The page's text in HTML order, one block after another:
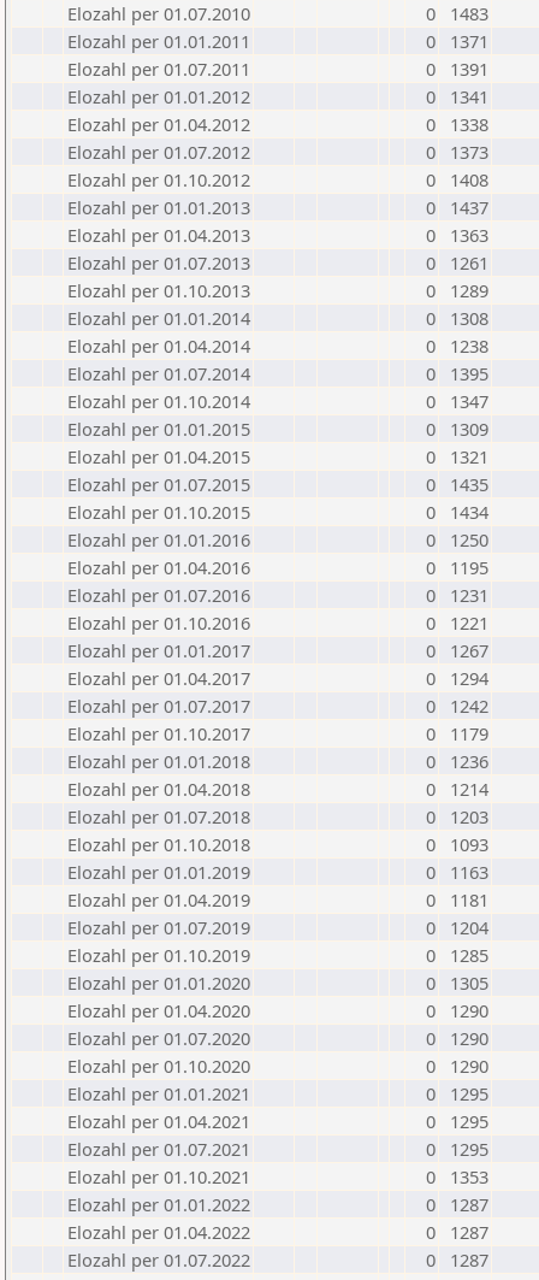
Elozahl per 01.07.2010
0
1483
Elozahl per 01.01.2011
0
1371
Elozahl per 01.07.2011
0
1391
Elozahl per 01.01.2012
0
1341
Elozahl per 01.04.2012
0
1338
Elozahl per 01.07.2012
0
1373
Elozahl per 01.10.2012
0
1408
Elozahl per 01.01.2013
0
1437
Elozahl per 01.04.2013
0
1363
Elozahl per 01.07.2013
0
1261
Elozahl per 01.10.2013
0
1289
Elozahl per 01.01.2014
0
1308
Elozahl per 01.04.2014
0
1238
Elozahl per 01.07.2014
0
1395
Elozahl per 01.10.2014
0
1347
Elozahl per 01.01.2015
0
1309
Elozahl per 01.04.2015
0
1321
Elozahl per 01.07.2015
0
1435
Elozahl per 01.10.2015
0
1434
Elozahl per 01.01.2016
0
1250
Elozahl per 01.04.2016
0
1195
Elozahl per 01.07.2016
0
1231
Elozahl per 01.10.2016
0
1221
Elozahl per 01.01.2017
0
1267
Elozahl per 01.04.2017
0
1294
Elozahl per 01.07.2017
0
1242
Elozahl per 01.10.2017
0
1179
Elozahl per 01.01.2018
0
1236
Elozahl per 01.04.2018
0
1214
Elozahl per 01.07.2018
0
1203
Elozahl per 01.10.2018
0
1093
Elozahl per 01.01.2019
0
1163
Elozahl per 01.04.2019
0
1181
Elozahl per 01.07.2019
0
1204
Elozahl per 01.10.2019
0
1285
Elozahl per 01.01.2020
0
1305
Elozahl per 01.04.2020
0
1290
Elozahl per 01.07.2020
0
1290
Elozahl per 01.10.2020
0
1290
Elozahl per 01.01.2021
0
1295
Elozahl per 01.04.2021
0
1295
Elozahl per 01.07.2021
0
1295
Elozahl per 01.10.2021
0
1353
Elozahl per 01.01.2022
0
1287
Elozahl per 01.04.2022
0
1287
Elozahl per 01.07.2022
0
1287